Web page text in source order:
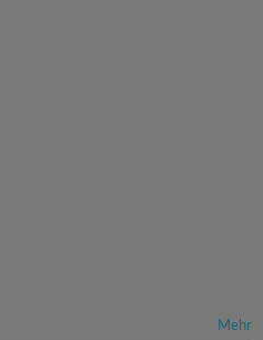
Mehr